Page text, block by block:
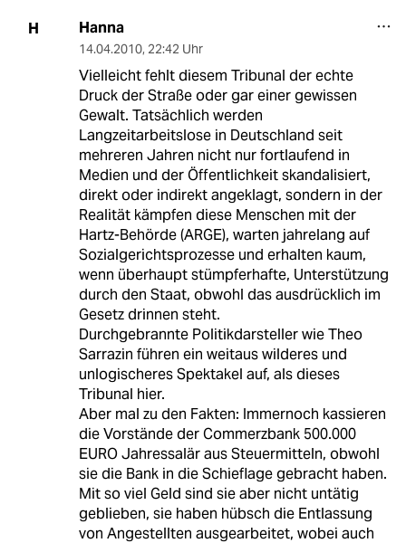
H Hanna
14.04.2010, 22:42 Uhr
Vielleicht fehlt diesem Tribunal der echte
Druck der Straße oder gar einer gewissen
Gewalt. Tatsächlich werden
Langzeitarbeitslose in Deutschland seit
mehreren Jahren nicht nur fortlaufend in
Medien und der Öffentlichkeit skandalisiert,
direkt oder indirekt angeklagt, sondern in der
Realität kämpfen diese Menschen mit der
Hartz-Behörde (ARGE), warten jahrelang auf
Sozialgerichtsprozesse und erhalten kaum,
wenn überhaupt stümpferhafte, Unterstützung
durch den Staat, obwohl das ausdrücklich im
Gesetz drinnen steht.
Durchgebrannte Politikdarsteller wie Theo
Sarrazin führen ein weitaus wilderes und
unlogischeres Spektakel auf, als dieses
Tribunal hier.
Aber mal zu den Fakten: Immernoch kassieren
die Vorstände der Commerzbank 500.000
EURO Jahressalär aus Steuermitteln, obwohl
sie die Bank in die Schieflage gebracht haben.
Mit so viel Geld sind sie aber nicht untätig
geblieben, sie haben hübsch die Entlassung
von Angestellten ausgearbeitet, wobei auch